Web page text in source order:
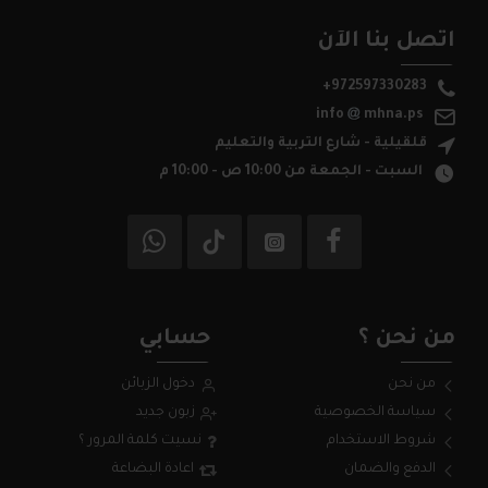
اتصل بنا الآن
+972597330283
info
mhna.ps
قلقيلية - شارع التربية والتعليم
السبت - الجمعة من 10:00 ص - 10:00 م
من نحن ؟
من نحن
سياسة الخصوصية
شروط الاستخدام
الدفع والضمان
حسابي
دخول الزبائن
زبون جديد
نسيت كلمة المرور ؟
اعادة البضاعة